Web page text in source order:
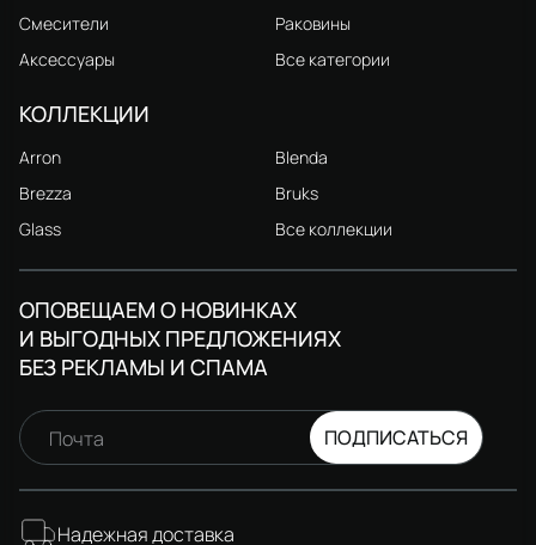
Смесители
Раковины
Аксессуары
Все категории
КОЛЛЕКЦИИ
Arron
Blenda
Brezza
Bruks
Glass
Все коллекции
ОПОВЕЩАЕМ О НОВИНКАХ
И ВЫГОДНЫХ ПРЕДЛОЖЕНИЯХ
БЕЗ РЕКЛАМЫ И СПАМА
Почта ПОДПИСАТЬСЯ
Надежная доставка